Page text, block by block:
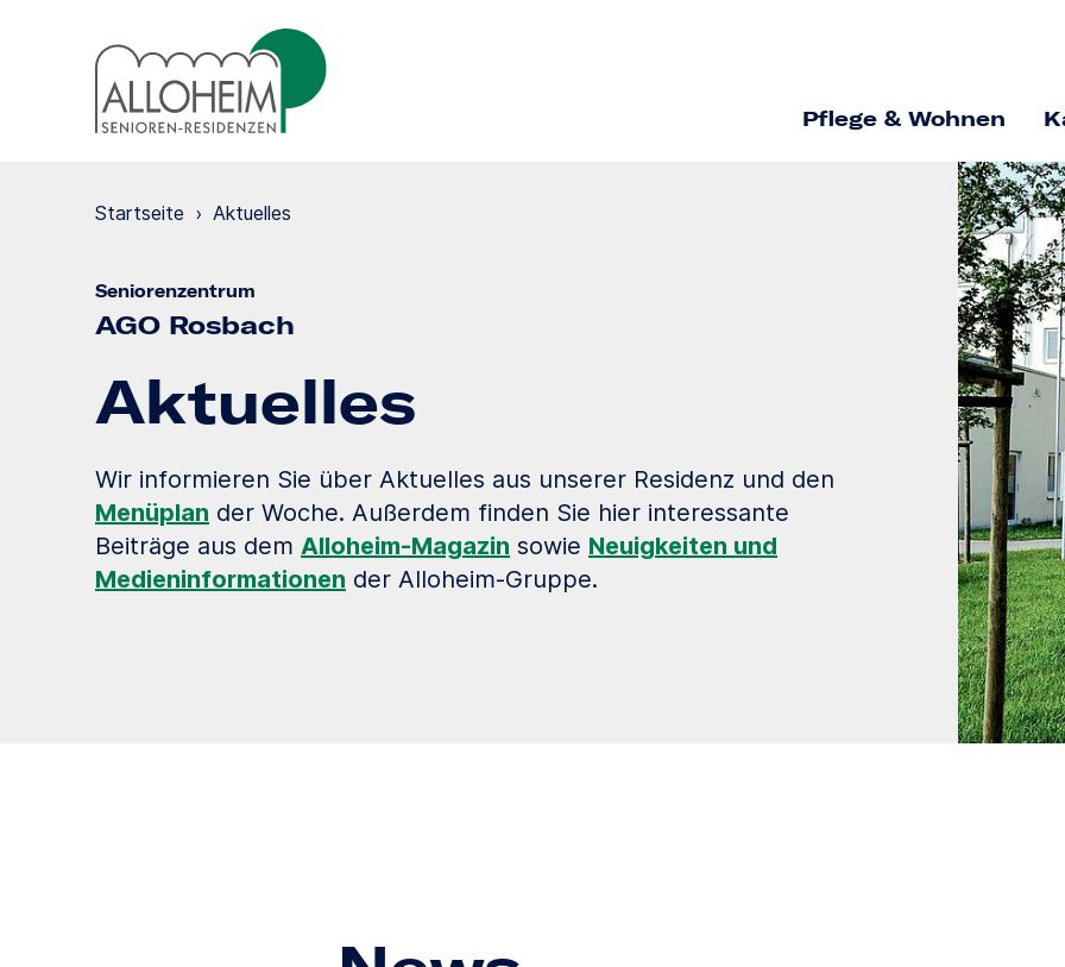
Pflege & Wohnen
Startseite › Aktuelles
Seniorenzentrum
AGO Rosbach
Aktuelles
Wir informieren Sie über Aktuelles aus unserer Residenz und den
Menüplan der Woche. Außerdem finden Sie hier interessante
Beiträge aus dem Alloheim-Magazin sowie Neuigkeiten und
Medieninformationen der Alloheim-Gruppe.